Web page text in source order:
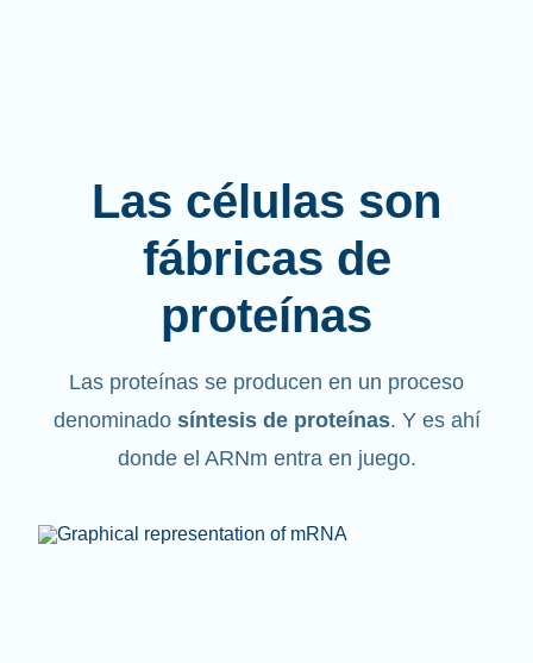
Las células son
fábricas de
proteínas
Las proteínas se producen en un proceso
denominado síntesis de proteínas. Y es ahí
donde el ARNm entra en juego.